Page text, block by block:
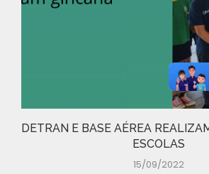
DETRAN E BASE AÉREA
ESCOLAS
15/09/2022